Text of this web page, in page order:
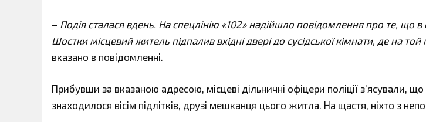
– Подія сталася вдень. На спецлінію «102» надійшло повідомлення про те, що
Шостки місцевий житель підпалив вхідні двері до сусідської кімнати, де на
вказано в повідомленні.
Прибувши за вказаною адресою, місцеві дільничні офіцери поліції з’ясували,
знаходилося вісім підлітків, друзі мешканця цього житла. На щастя, ніхто з